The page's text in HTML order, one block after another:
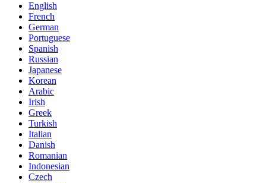
English
French
German
Portuguese
Spanish
Russian
Japanese
Korean
Arabic
Irish
Greek
Turkish
Italian
Danish
Romanian
Indonesian
Czech